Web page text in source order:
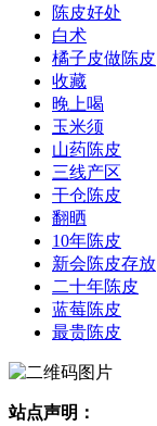
陈皮好处
白术
橘子皮做陈皮
收藏
晚上喝
玉米须
山药陈皮
三线产区
干仓陈皮
翻晒
10年陈皮
新会陈皮存放
二十年陈皮
蓝莓陈皮
最贵陈皮
站点声明：